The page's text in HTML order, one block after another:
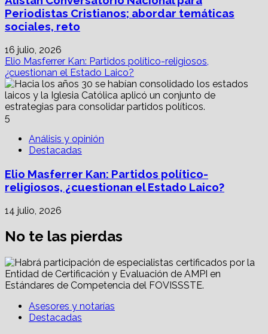
Periodistas Cristianos; abordar temáticas
sociales, reto
16 julio, 2026
Elio Masferrer Kan: Partidos político-religiosos,
¿cuestionan el Estado Laico?
5
Análisis y opinión
Destacadas
Elio Masferrer Kan: Partidos político-
religiosos, ¿cuestionan el Estado Laico?
14 julio, 2026
No te las pierdas
Asesores y notarías
Destacadas